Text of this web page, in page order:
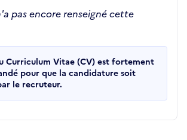
pas encore renseigné cette
Curriculum Vitae (CV) est fortement
pour que la candidature soit
le recruteur.